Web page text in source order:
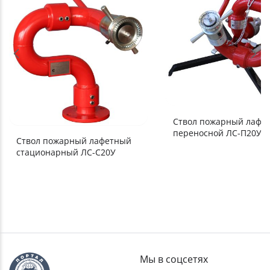
Ствол пожарный лафетный
стационарный ЛС-С20У
Ствол пожарный
переносной ЛС-П20У
Мы в соцсетях